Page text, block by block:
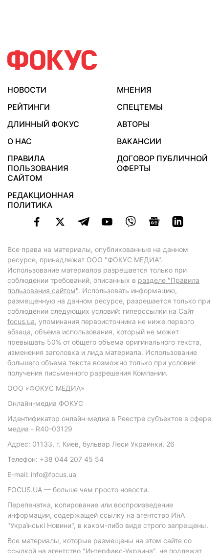
НОВОСТИ
МНЕНИЯ
РЕЙТИНГИ
СПЕЦТЕМЫ
ДЛИННЫЙ ФОКУС
АВТОРЫ
О НАС
ВАКАНСИИ
ПРАВИЛА
ПОЛЬЗОВАНИЯ
САЙТОМ
ДОГОВОР ПУБЛИЧНОЙ
ОФЕРТЫ
РЕДАКЦИОННАЯ
ПОЛИТИКА
Все права на материалы, опубликованные на данном
ресурсе, принадлежат ООО "ФОКУС МЕДИА".
Использование материалов разрешается только при
соблюдении требований, описанных в разделе "Правила
пользования сайтом". Использовать информацию,
размещенную на данном ресурсе, разрешается только при
соблюдении следующих условий: гиперссылки на Сайт
focus.ua, упоминания первоисточника не ниже первого
абзаца, объема использования, который не может
превышать 50% от общего объема оригинального текста,
изменения заголовка и лида материала. Использование
большего объема текста возможно только при условии
получения письменного разрешения Компании.
ООО «ФОКУС МЕДИА»
Онлайн-медиа ФОКУС
Идентификатор онлайн-медиа в Реестре субъектов в сфере
медиа - R40-03129
Адрес: 01133, г. Киев, бульвар Леси Украинки, 26
Телефон: +38 044 207 45 54
E-mail: info@focus.ua
FOCUS.UA — больше чем просто новости.
Перепечатка, копирование или воспроизведение
информации, содержащей ссылку на агентство ИнА
"Українські Новини", в каком-либо виде строго запрещены.
Все материалы, которые размещены на этом сайте со
ссылкой на агентство "Интерфакс-Украина", не подлежат